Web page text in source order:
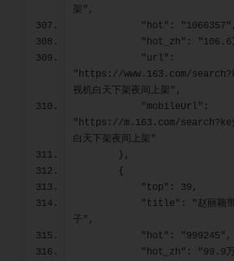
架",
            "hot": "1066357",
"hot_zh":
"https://www.163.com/
视机白天下架夜间上架",
"https://m.163.com/
白天下架夜间上架"
        },
        {
            "top": 39,
子",
            "hot": "999245",
"hot_zh": "99.9